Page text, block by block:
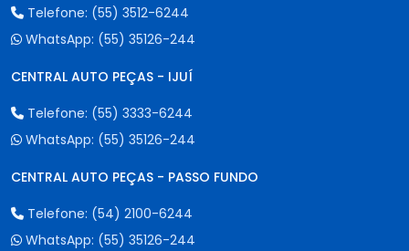
Telefone: (55) 3512-6244
WhatsApp: (55) 35126-244
CENTRAL AUTO PEÇAS - IJUÍ
Telefone: (55) 3333-6244
WhatsApp: (55) 35126-244
CENTRAL AUTO PEÇAS - PASSO FUNDO
Telefone: (54) 2100-6244
WhatsApp: (55) 35126-244